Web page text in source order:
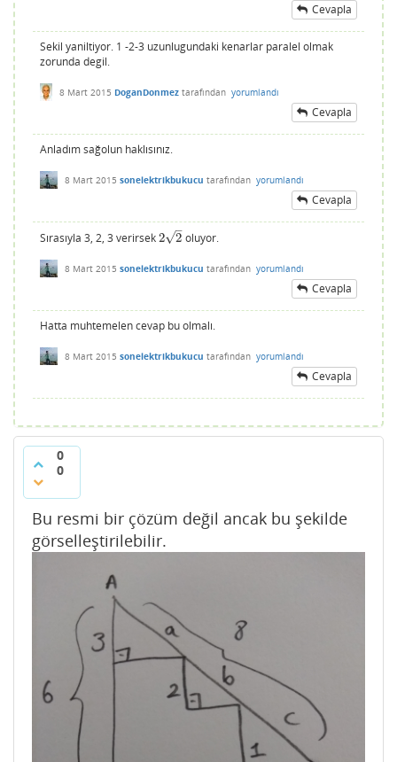
Cevapla
Sekil yaniltiyor. 1 -2-3 uzunlugundaki kenarlar paralel olmak
zorunda degil.
8 Mart 2015 DoganDonmez tarafından yorumlandı
Cevapla
Anladım sağolun haklısınız.
8 Mart 2015 sonelektrikbukucu tarafından yorumlandı
Cevapla
Sırasıyla 3, 2, 3 verirsek2 2
–
√
22 oluyor.
8 Mart 2015 sonelektrikbukucu tarafından yorumlandı
Cevapla
Hatta muhtemelen cevap bu olmalı.
8 Mart 2015 sonelektrikbukucu tarafından yorumlandı
Cevapla
0
0
Bu resmi bir çözüm değil ancak bu şekilde
görselleştirilebilir.